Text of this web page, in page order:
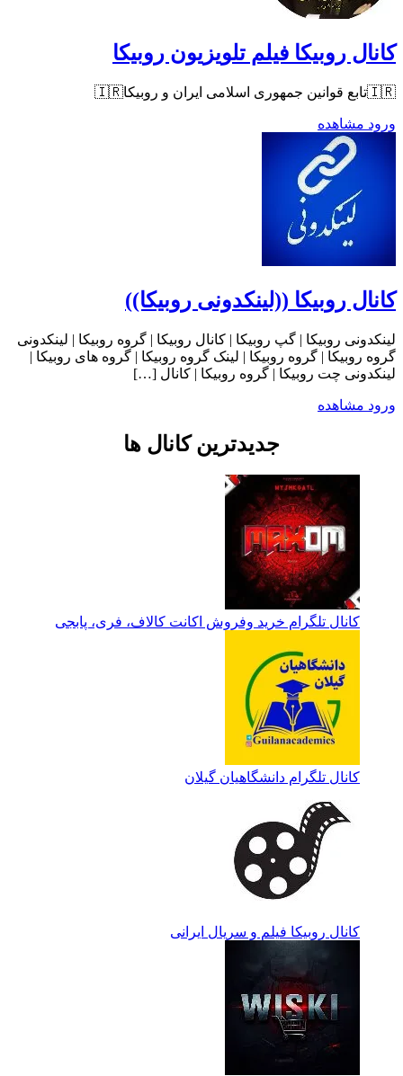
کانال روبیکا فیلم تلویزیون روبیکا
🇮🇷تابع قوانین جمهوری اسلامی ایران و روبیکا🇮🇷
ورود مشاهده
کانال روبیکا ((لینکدونی روبیکا))
لینکدونی روبیکا | گپ روبیکا | کانال روبیکا | گروه روبیکا | لینکدونی
گروه روبیکا | گروه روبیکا | لینک گروه روبیکا | گروه های روبیکا |
لینکدونی چت روبیکا | گروه روبیکا | کانال […]
ورود مشاهده
جدیدترین کانال ها
کانال تلگرام خرید وفروش اکانت کالاف، فری، پابجی
کانال تلگرام دانشگاهیان گیلان
کانال روبیکا فیلم و سریال ایرانی